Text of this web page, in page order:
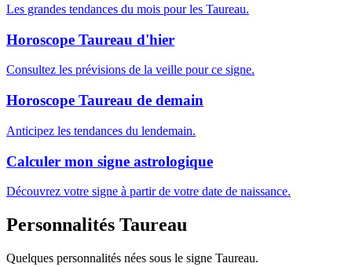
Les grandes tendances du mois pour les Taureau.
Horoscope Taureau d'hier
Consultez les prévisions de la veille pour ce signe.
Horoscope Taureau de demain
Anticipez les tendances du lendemain.
Calculer mon signe astrologique
Découvrez votre signe à partir de votre date de naissance.
Personnalités Taureau
Quelques personnalités nées sous le signe Taureau.